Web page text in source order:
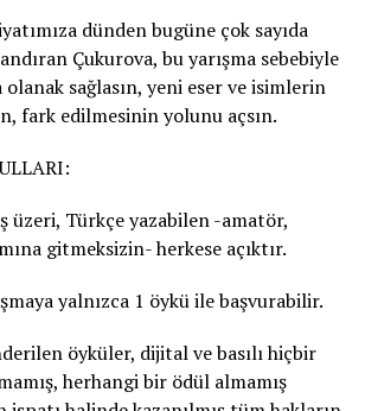
dünden bugüne çok sayıda
Çukurova, bu yarışma sebebiyle
sağlasın, yeni eser ve isimlerin
fark edilmesinin yolunu açsın.
üzeri, Türkçe yazabilen -amatör,
gitmeksizin- herkese açıktır.
yalnızca 1 öykü ile başvurabilir.
öyküler, dijital ve basılı hiçbir
herhangi bir ödül almamış